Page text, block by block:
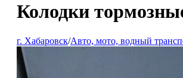
Колодки
г. Хабаровск/Авто, мото, водный